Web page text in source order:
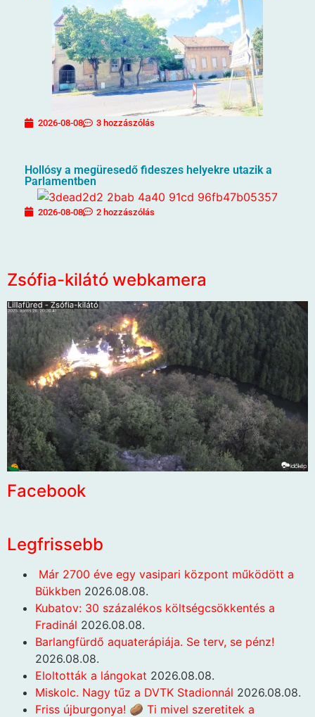
2026-08-08 3 hozzászólás
Hollósy a megüresedő fideszes helyekre utazik a
Parlamentben
2026-08-08 2 hozzászólás
Zsófia-kilátó webkamera
Facebook
Legfrissebb
Már 2700 éve egy vasipari központ működött a
Bükkben 2026.08.08.
Kubatov: 30 százalékos költségcsökkentés a
Fradinál 2026.08.08.
Barlangfürdő aquaterápiája. Se terv, se pénz!
2026.08.08.
Eloltották a lángokat 2026.08.08.
Miskolc. Nagy tűz a DVTK Stadionnál 2026.08.08.
Friss újburgonya! 🥔 Ti mivel szeretitek a